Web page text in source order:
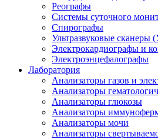
Реографы
Системы суточного
Спирографы
Ультразвуковые сканеры
Электрокардиографы и
Электроэнцефалографы
Лаборатория
Анализаторы газов и
Анализаторы
Анализаторы глюкозы
Анализаторы
Анализаторы мочи
Анализаторы